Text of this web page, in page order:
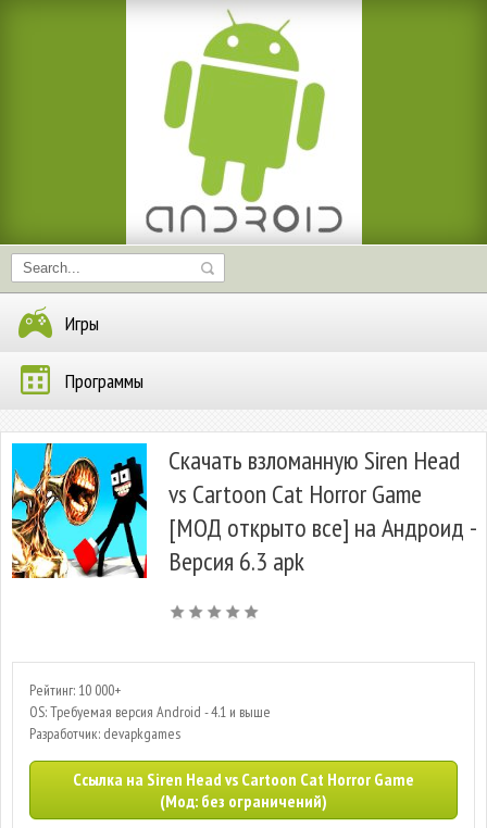
Игры
Программы
Скачать взломанную Siren Head
vs Cartoon Cat Horror Game
[МОД открыто все] на Андроид -
Версия 6.3 apk
Рейтинг: 10 000+
OS: Требуемая версия Android - 4.1 и выше
Разработчик: devapkgames
Ссылка на Siren Head vs Cartoon Cat Horror Game
(Мод: без ограничений)